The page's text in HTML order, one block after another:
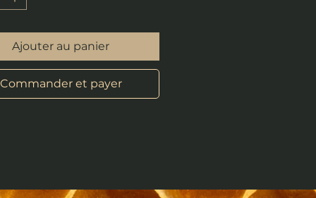
pour éviter que les
Ajouter au panier
Commander et payer